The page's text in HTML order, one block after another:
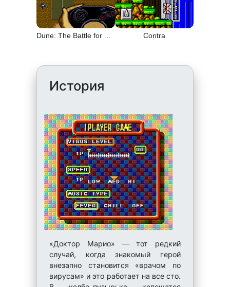
Dune: The Battle for Arrakis Contra
История
«Доктор Марио» — тот редкий
случай, когда знакомый герой
внезапно становится «врачом по
вирусам» и это работает на все сто.